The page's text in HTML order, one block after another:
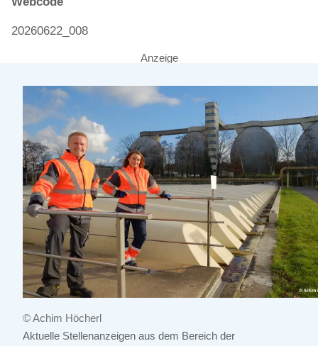
20260622_008
Anzeige
© Achim Höcherl
Aktuelle Stellenanzeigen aus dem Bereich der